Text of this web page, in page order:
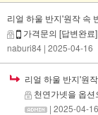
리얼 하울 반지'원작 속
가격문의 [답변완료]
naburi84 | 2025-04-16
리얼 하울 반지'원
천연가넷을 옵
| 2025-04-16